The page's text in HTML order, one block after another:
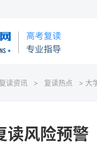
复读资讯 > 复读热点 > 大
读风险预警